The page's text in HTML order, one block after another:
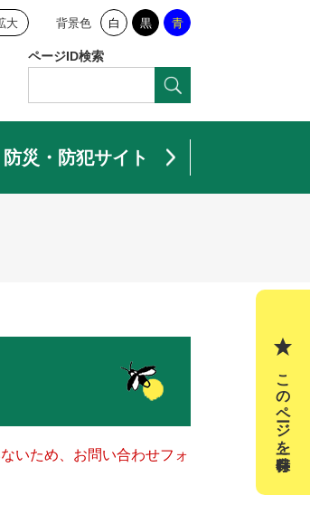
大 背景色 白 黒 青
ページID検索
防災・防犯サイト
いため、お問い合わせフォ
このページを一時保存